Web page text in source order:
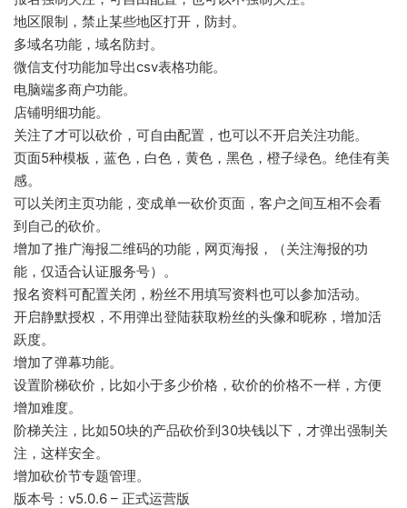
地区限制，禁止某些地区打开，防封。
多域名功能，域名防封。
微信支付功能加导出csv表格功能。
电脑端多商户功能。
店铺明细功能。
关注了才可以砍价，可自由配置，也可以不开启关注功能。
页面5种模板，蓝色，白色，黄色，黑色，橙子绿色。绝佳有美
感。
可以关闭主页功能，变成单一砍价页面，客户之间互相不会看
到自己的砍价。
增加了推广海报二维码的功能，网页海报，（关注海报的功
能，仅适合认证服务号）。
报名资料可配置关闭，粉丝不用填写资料也可以参加活动。
开启静默授权，不用弹出登陆获取粉丝的头像和昵称，增加活
跃度。
增加了弹幕功能。
设置阶梯砍价，比如小于多少价格，砍价的价格不一样，方便
增加难度。
阶梯关注，比如50块的产品砍价到30块钱以下，才弹出强制关
注，这样安全。
增加砍价节专题管理。
版本号：v5.0.6 – 正式运营版